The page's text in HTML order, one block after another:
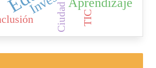
TIC
Ciudad